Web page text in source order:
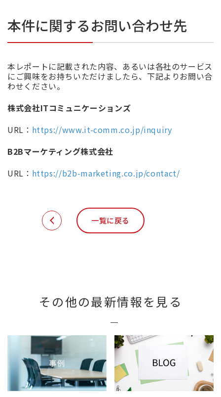
本件に関するお問い合わせ先
本レポートに記載された内容、あるいは各社のサービス
にご興味をお持ちいただけましたら、下記よりお問い合
わせください。
株式会社ITコミュニケーションズ
URL ： https://www.it-comm.co.jp/inquiry
B2Bマーケティング株式会社
URL ： https://b2b-marketing.co.jp/contact/
一覧に戻る
その他の最新情報を見る